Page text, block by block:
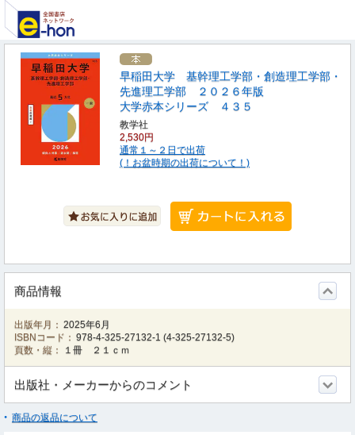
早稲田大学 基幹理工学部・創造理工学部・
先進理工学部 ２０２６年版
大学赤本シリーズ ４３５
教学社
2,530円
通常１～２日で出荷
(！お盆時期の出荷について！)
商品情報
出版年月： 2025年6月
ISBNコード： 978-4-325-27132-1 (4-325-27132-5)
頁数・縦：
１冊 ２１ｃｍ
出版社・メーカーからのコメント
商品の返品について